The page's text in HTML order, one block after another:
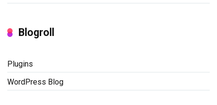
Blogroll
Plugins
WordPress Blog